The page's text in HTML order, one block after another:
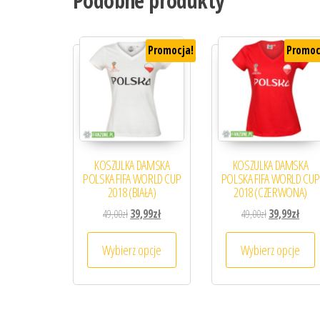
Promocja!
KOSZULKA DAMSKA
POLSKA FIFA WORLD CUP
2018 (BIAŁA)
49,00złPierwotna cena wynosiła: 49,00zł.
39,99złAktualna cena wynosi: 39,99zł.
Wybierz opcje
Ten produkt ma wiele wariantów.
KOSZULKA DAMSKA
POLSKA FIFA WORLD CUP
2018 (CZERWONA)
49,00złPierwotna
39,99zł
Wybierz opcje